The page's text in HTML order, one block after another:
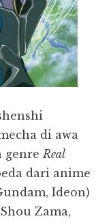
di awa
genreReal
dari anime
Ideon)
Zama,